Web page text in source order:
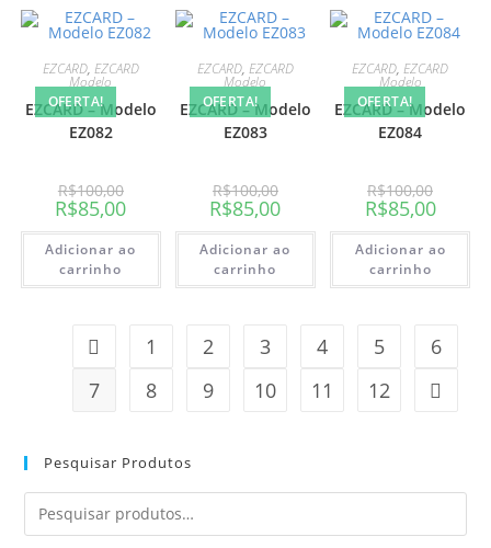
OFERTA!
EZCARD, EZCARD
Modelo
EZCARD – Modelo
EZ082
R$100,00
R$85,00
Adicionar ao
carrinho
OFERTA!
EZCARD, EZCARD
Modelo
EZCARD – Modelo
EZ083
R$100,00
R$85,00
Adicionar ao
carrinho
OFERTA!
EZCARD,EZCARD
Modelo
EZCARD – Modelo
EZ084
R$100,00
R$85,00
Adicionar ao
carrinho
1 2 3 4 5
6
7
8 9 10 11 12
Pesquisar Produtos